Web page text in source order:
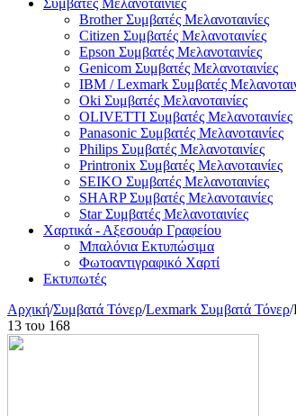
Συμβατές Μελανοταινίες
Brother Συμβατές Μελανοταινίες
Citizen Συμβατές Μελανοταινίες
Epson Συμβατές Μελανοταινίες
Genicom Συμβατές Μελανοταινίες
IBM / Lexmark Συμβατές
Oki Συμβατές Μελανοταινίες
OLIVETTI Συμβατές Μελανοταινίες
Panasonic Συμβατές Μελανοταινίες
Philips Συμβατές Μελανοταινίες
Printronix Συμβατές Μελανοταινίες
SEIKO Συμβατές Μελανοταινίες
SHARP Συμβατές Μελανοταινίες
Star Συμβατές Μελανοταινίες
Χαρτικά - Αξεσουάρ Γραφείου
Μπαλόνια Εκτυπώσιμα
Φωτοαντιγραφικό Χαρτί
Εκτυπωτές
Αρχική/Συμβατά Τόνερ/Lexmark Συμβατά Τόνερ/
13 του 168